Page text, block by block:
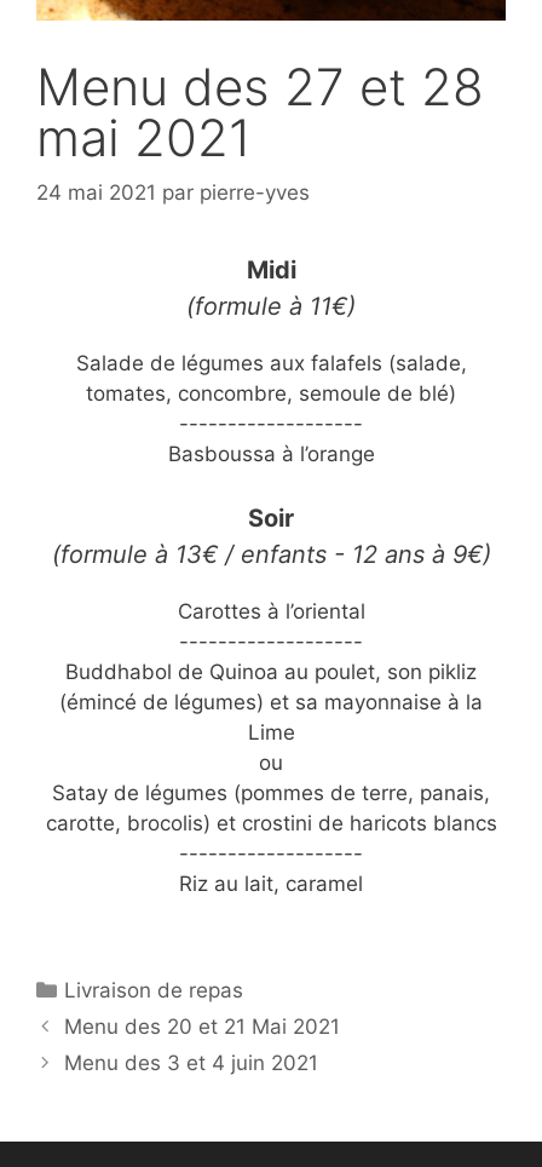
Menu des 27 et 28
mai 2021
24 mai 2021 par pierre-yves
Midi
(formule à 11€)
Salade de légumes aux falafels (salade,
tomates, concombre, semoule de blé)
-------------------
Basboussa à l’orange
Soir
(formule à 13€ / enfants - 12 ans à 9€)
Carottes à l’oriental
-------------------
Buddhabol de Quinoa au poulet, son pikliz
(émincé de légumes) et sa mayonnaise à la
Lime
ou
Satay de légumes (pommes de terre, panais,
carotte, brocolis) et crostini de haricots blancs
-------------------
Riz au lait, caramel
Catégories
Livraison de repas
Menu des 20 et 21 Mai 2021
Menu des 3 et 4 juin 2021